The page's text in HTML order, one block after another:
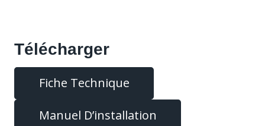
Télécharger
Fiche Technique
Manuel D’installation